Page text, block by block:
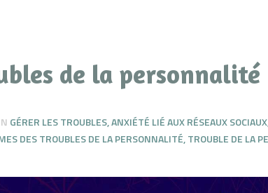
de la personnalité
GÉRER LES TROUBLES,ANXIÉTÉ LIÉ AUX RÉSEAUX SOCIAUX
DES TROUBLES DE LA PERSONNALITÉ,TROUBLE DE LA